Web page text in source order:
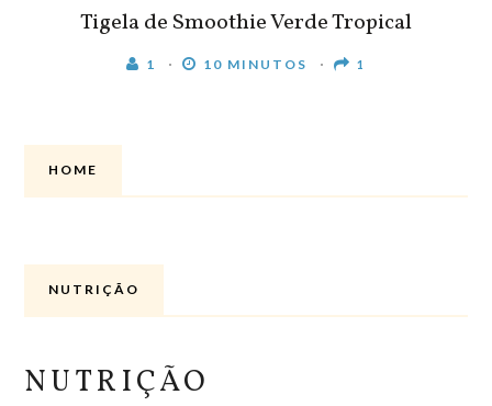
Tigela de Smoothie Verde Tropical
1 10 MINUTOS 1
HOME
NUTRIÇÃO
NUTRIÇÃO